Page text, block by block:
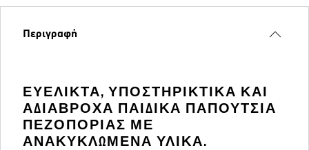
Περιγραφή
ΕΥΈΛΙΚΤΑ, ΥΠΟΣΤΗΡΙΚΤΙΚΆ ΚΑΙ
ΑΔΙΆΒΡΟΧΑ ΠΑΙΔΙΚΆ ΠΑΠΟΎΤΣΙΑ
ΠΕΖΟΠΟΡΊΑΣ ΜΕ
ΑΝΑΚΥΚΛΩΜΈΝΑ ΥΛΙΚΆ.